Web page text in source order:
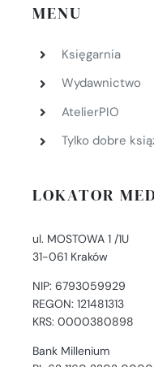
MENU
Księgarnia
Wydawnictwo
AtelierPIO
Tylko dobre
LOKATOR
ul. MOSTOWA 1 /1U
31-061 Kraków
NIP: 6793059929
REGON: 121481313
KRS: 0000380898
Bank Millenium